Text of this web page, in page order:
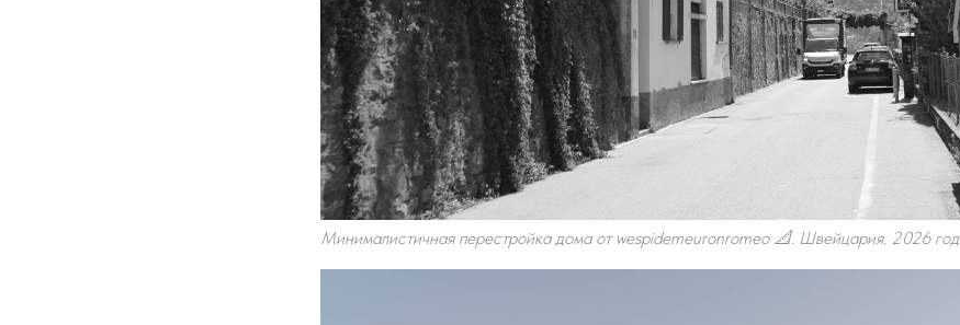
Минималистичная перестройка дома от wespidemeuronromeo 📐. Швейцария. 2026 год.